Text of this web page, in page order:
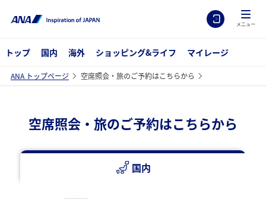
メニュー
トップ 国内 海外 ショッピング&ライフ マイレージ
ANA トップページ 空席照会・旅のご予約はこちらから
空席照会・旅のご予約はこちらから
国内